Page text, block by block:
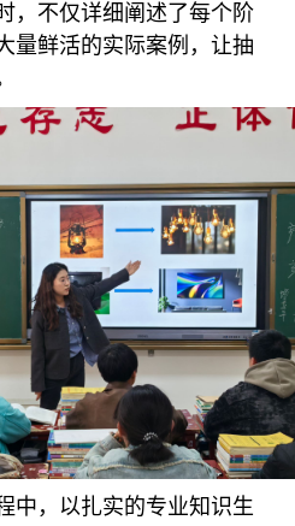
，不仅详细阐述了每个阶
量鲜活的实际案例，让抽
中，以扎实的专业知识生